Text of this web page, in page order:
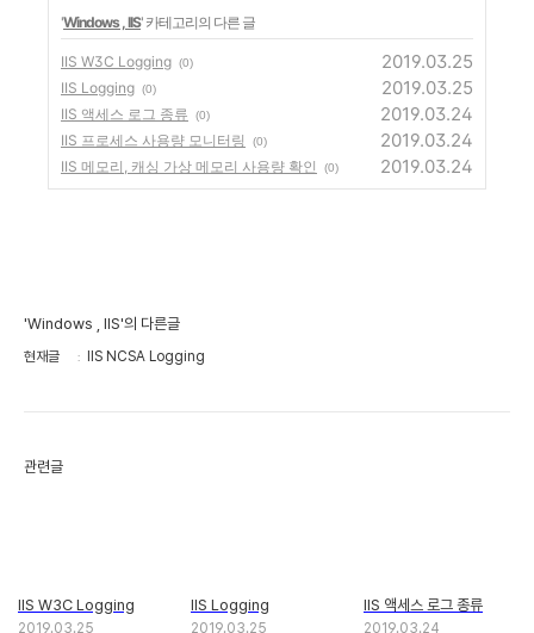
'Windows , IIS' 카테고리의 다른 글
IIS W3C Logging (0) 2019.03.25
IIS Logging (0) 2019.03.25
IIS 액세스 로그 종류 (0) 2019.03.24
IIS 프로세스 사용량 모니터링 (0) 2019.03.24
IIS 메모리, 캐싱 가상 메모리 사용량 확인 (0) 2019.03.24
'Windows , IIS'의 다른글
현재글 IIS NCSA Logging
관련글
IIS W3C Logging
2019.03.25
IIS Logging
2019.03.25
IIS 액세스 로그 종류
2019.03.24